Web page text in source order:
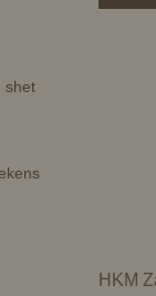
shet
HKM